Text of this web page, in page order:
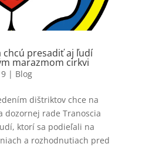
chcú presadiť aj ľudí
marazmom cirkvi
| Blog
dištriktov chce na
dozornej rade Tranoscia
ktorí sa podieľali na
a rozhodnutiach pred